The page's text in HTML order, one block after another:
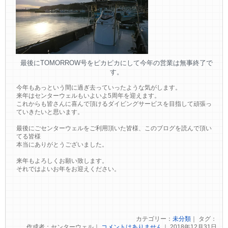
最後にTOMORROW号をピカピカにして今年の営業は無事終了で
す。
今年もあっという間に過ぎ去っていったような気がします。
来年はセンターウェルもいよいよ5周年を迎えます。
これからも皆さんに喜んで頂けるダイビングサービスを目指して頑張っ
ていきたいと思います。
最後にごセンターウェルをご利用頂いた皆様、このブログを読んで頂い
てる皆様
本当にありがとうございました。
来年もよろしくお願い致します。
それではよいお年をお迎えください。
カテゴリー： 未分類｜ タグ：